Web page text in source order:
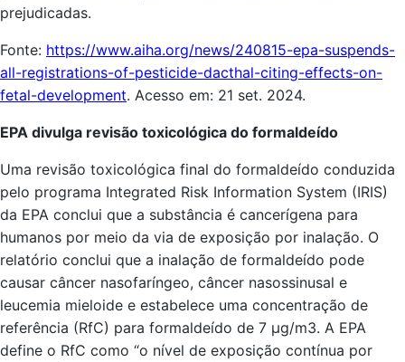
prejudicadas.
Fonte: https://www.aiha.org/news/240815-epa-suspends-
all-registrations-of-pesticide-dacthal-citing-effects-on-
fetal-development. Acesso em: 21 set. 2024.
EPA divulga revisão toxicológica do formaldeído
Uma revisão toxicológica final do formaldeído conduzida
pelo programa Integrated Risk Information System (IRIS)
da EPA conclui que a substância é cancerígena para
humanos por meio da via de exposição por inalação. O
relatório conclui que a inalação de formaldeído pode
causar câncer nasofaríngeo, câncer nasossinusal e
leucemia mieloide e estabelece uma concentração de
referência (RfC) para formaldeído de 7 µg/m3. A EPA
define o RfC como “o nível de exposição contínua por